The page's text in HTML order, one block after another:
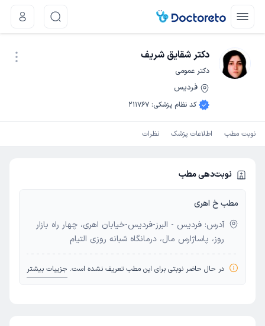
دکتر شقایق شریف
دکتر عمومی
فردیس
کد نظام پزشکی:
211767
نوبت مطب اطلاعات پزشک نظرات
نوبت‌دهی مطب
مطب خ اهری
آدرس: فردیس - البرز-فردیس-خیابان اهری، چهار راه بازار
روز، پاساژارس مال، درمانگاه شبانه روزی التیام
در حال حاضر نوبتی برای این مطب تعریف نشده است. جزییات بیشتر